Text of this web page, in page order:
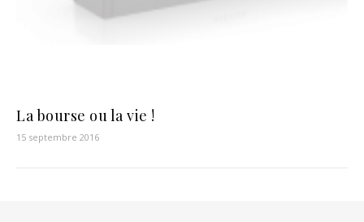
La bourse ou la vie !
15 septembre 2016